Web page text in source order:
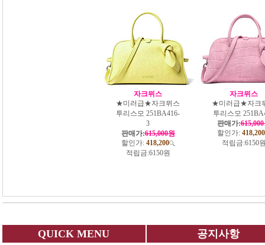
자크뮈스
★미러급★자크뮈스
투리스모 251BA416-
3
판매가:615,000원
할인가: 418,200
적립금:6150원
자크뮈스
★미러급★자크
투리스모
판매가:
할인가: 418,200
적립금:6150
QUICK MENU 공지사항